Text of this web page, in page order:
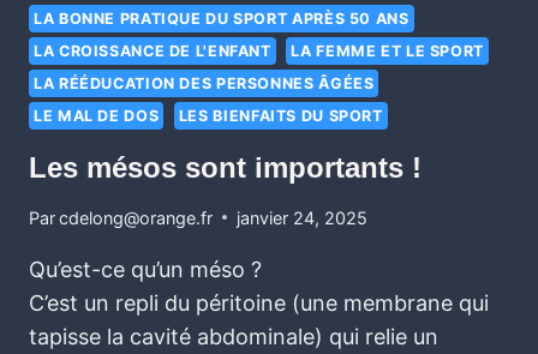
LA BONNE PRATIQUE DU SPORT APRÈS 50 ANS
LA CROISSANCE DE L'ENFANT
LA FEMME ET LE SPORT
LA RÉÉDUCATION DES PERSONNES ÂGÉES
LE MAL DE DOS
LES BIENFAITS DU SPORT
Les mésos sont importants !
Parcdelong@orange.fr janvier 24, 2025
Qu’est-ce qu’un méso ?
C’est un repli du péritoine (une membrane qui
tapisse la cavité abdominale) qui relie un